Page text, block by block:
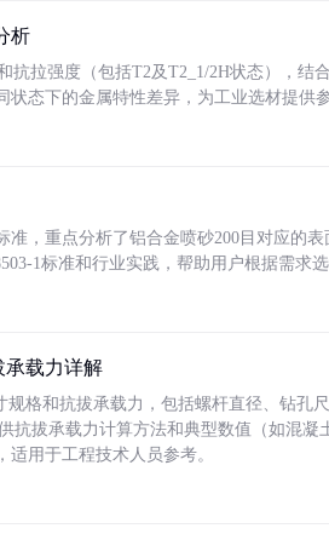
析
抗拉强度（包括T2及T2_1/2H状态），结
态下的金属特性差异，为工业选材提供参
，重点分析了铝合金喷砂200目对应的
1标准和行业实践，帮助用户根据需求
承载力详解
规格和抗拔承载力，包括螺杆直径、钻孔
抗拔承载力计算方法和典型数值（如混
用于工程技术人员参考。